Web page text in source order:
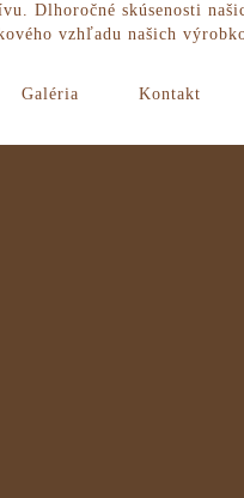
Dlhoročné skúsenosti
vzhľadu našich
Galéria Kontakt